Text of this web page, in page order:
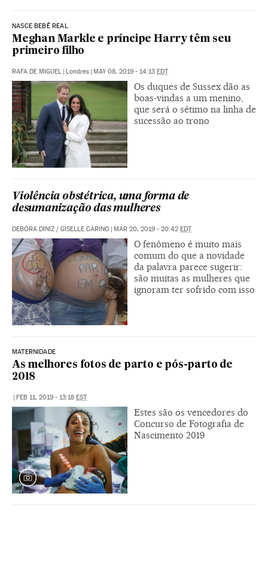
NASCE BEBÊ REAL
Meghan Markle e príncipe Harry têm seu
primeiro filho
RAFA DE MIGUEL | Londres | MAY 08, 2019 - 14:13 EDT
Os duques de Sussex dão as
boas-vindas a um menino,
que será o sétimo na linha de
sucessão ao trono
Violência obstétrica, uma forma de
desumanização das mulheres
DEBORA DINIZ / GISELLE CARINO | MAR 20, 2019 - 20:42 EDT
O fenômeno é muito mais
comum do que a novidade
da palavra parece sugerir:
são muitas as mulheres que
ignoram ter sofrido com isso
MATERNIDADE
As melhores fotos de parto e pós-parto de
2018
| FEB 11, 2019 - 13:18 EST
Estes são os vencedores do
Concurso de Fotografia de
Nascimento 2019